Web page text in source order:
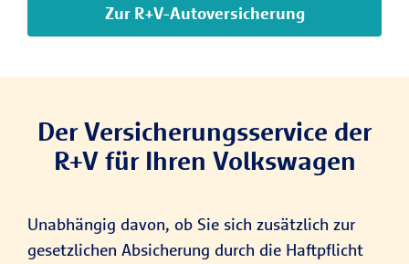
Zur R+V-Autoversicherung
Der Versicherungsservice der
R+V für Ihren Volkswagen
Unabhängig davon, ob Sie sich zusätzlich zur
gesetzlichen Absicherung durch die Haftpflicht